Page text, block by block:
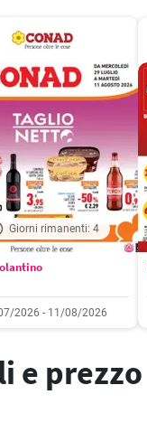
Giorni rimanenti: 4
2026 - 11/08/2026
e prezzo